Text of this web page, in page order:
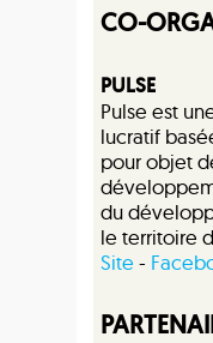
CO-
PULSE
Pulse est
lucratif
pour objet
du
le territoire
Site -